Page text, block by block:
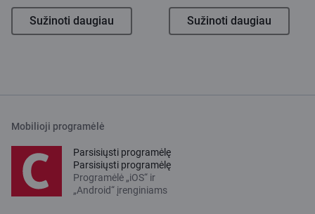
Sužinoti daugiau Sužinoti daugiau
Mobilioji programėlė
Parsisiųsti programėlę
Parsisiųsti programėlę
Programėlė „iOS“ ir
„Android“ įrenginiams